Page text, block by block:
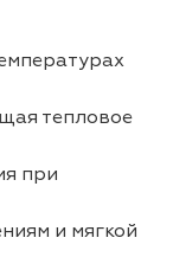
тепловое
при
и мягкой